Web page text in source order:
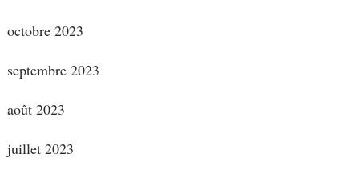
octobre 2023
septembre 2023
août 2023
juillet 2023